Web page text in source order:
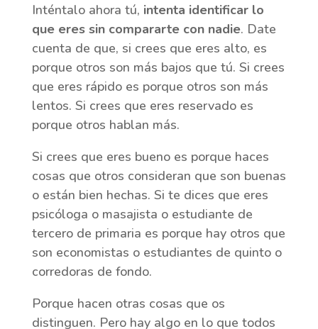
Inténtalo ahora tú, intenta identificar lo
que eres sin compararte con nadie. Date
cuenta de que, si crees que eres alto, es
porque otros son más bajos que tú. Si crees
que eres rápido es porque otros son más
lentos. Si crees que eres reservado es
porque otros hablan más.
Si crees que eres bueno es porque haces
cosas que otros consideran que son buenas
o están bien hechas. Si te dices que eres
psicóloga o masajista o estudiante de
tercero de primaria es porque hay otros que
son economistas o estudiantes de quinto o
corredoras de fondo.
Porque hacen otras cosas que os
distinguen. Pero hay algo en lo que todos